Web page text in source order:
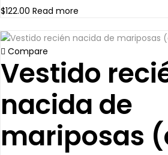
$122.00 Read more
Compare
Vestido
nacida de
mariposas